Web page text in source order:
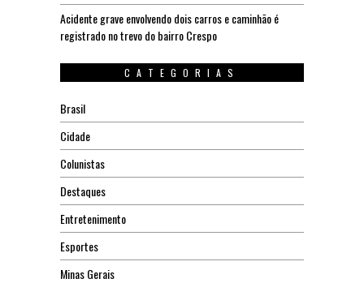
Acidente grave envolvendo dois carros e caminhão é
registrado no trevo do bairro Crespo
CATEGORIAS
Brasil
Cidade
Colunistas
Destaques
Entretenimento
Esportes
Minas Gerais